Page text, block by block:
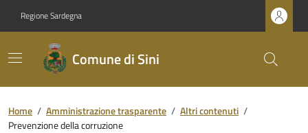
Regione Sardegna
Comune di Sini
Home / Amministrazione trasparente / Altri contenuti /
Prevenzione della corruzione